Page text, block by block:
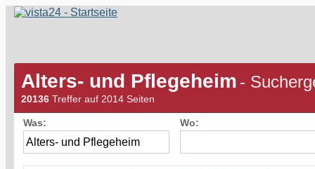
Alters- und Pflegeheim -
20136 Treffer auf 2014 Seiten
Was: Wo: